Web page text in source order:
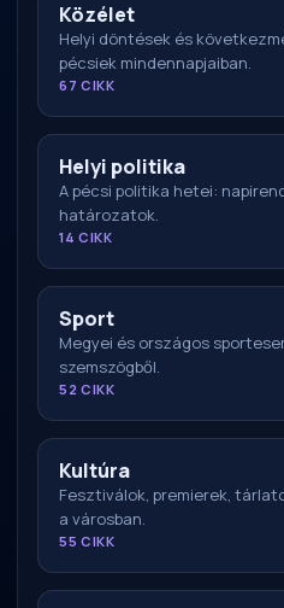
Közélet
Helyi döntések és
pécsiek mindennapjaiban.
67 CIKK
Helyi politika
A pécsi politika hetei:
határozatok.
14 CIKK
Sport
Megyei és országos
szemszögből.
52 CIKK
Kultúra
Fesztiválok, premierek,
a városban.
55 CIKK